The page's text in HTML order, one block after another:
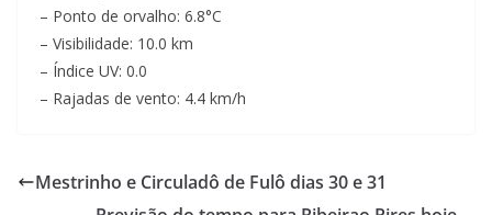
– Ponto de orvalho: 6.8°C
– Visibilidade: 10.0 km
– Índice UV: 0.0
– Rajadas de vento: 4.4 km/h
Mestrinho e Circuladô de Fulô dias 30 e 31